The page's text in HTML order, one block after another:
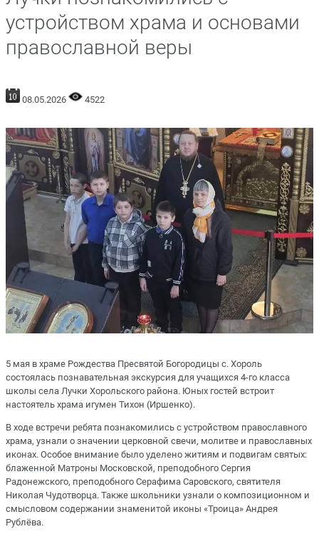
устройством храма и основами
православной веры
08.05.2026 4522
5 мая в храме Рождества Пресвятой Богородицы с. Хороль
состоялась познавательная экскурсия для учащихся 4-го класса
школы села Лучки Хорольского района. Юных гостей встроит
настоятель храма игумен Тихон (Иршенко).
В ходе встречи ребята познакомились с устройством православного
храма, узнали о значении церковной свечи, молитве и православных
иконах. Особое внимание было уделено житиям и подвигам святых:
блаженной Матроны Московской, преподобного Сергия
Радонежского, преподобного Серафима Саровского, святителя
Николая Чудотворца. Также школьники узнали о композиционном и
смысловом содержании знаменитой иконы «Троица» Андрея
Рублёва.